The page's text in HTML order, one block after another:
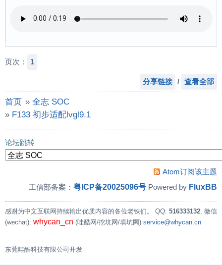
页次： 1
分享链接 / 查看全部
首页 » 全志 SOC
» F133 初步适配lvgl9.1
论坛跳转
Atom订阅该主题
工信部备案： 粤ICP备20025096号 Powered by FluxBB
感谢为中文互联网持续输出优质内容的各位老铁们。 QQ: 516333132 , 微信
(wechat): whycan_cn (哇酷网/挖坑网/填坑网) service@whycan.cn
东莞哇酷科技有限公司开发